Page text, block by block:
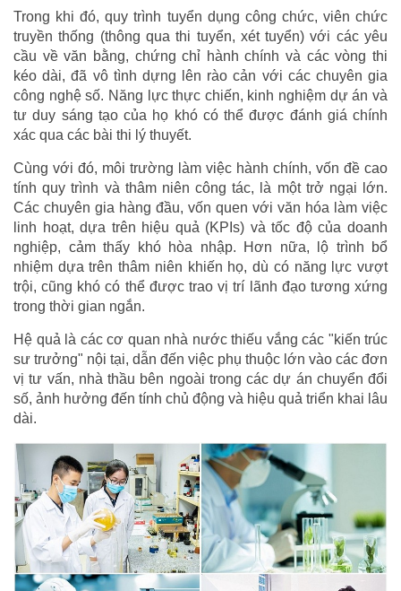
Trong khi đó, quy trình tuyển dụng công chức, viên chức
truyền thống (thông qua thi tuyển, xét tuyển) với các yêu
cầu về văn bằng, chứng chỉ hành chính và các vòng thi
kéo dài, đã vô tình dựng lên rào cản với các chuyên gia
công nghệ số. Năng lực thực chiến, kinh nghiệm dự án và
tư duy sáng tạo của họ khó có thể được đánh giá chính
xác qua các bài thi lý thuyết.
Cùng với đó, môi trường làm việc hành chính, vốn đề cao
tính quy trình và thâm niên công tác, là một trở ngại lớn.
Các chuyên gia hàng đầu, vốn quen với văn hóa làm việc
linh hoạt, dựa trên hiệu quả (KPIs) và tốc độ của doanh
nghiệp, cảm thấy khó hòa nhập. Hơn nữa, lộ trình bổ
nhiệm dựa trên thâm niên khiến họ, dù có năng lực vượt
trội, cũng khó có thể được trao vị trí lãnh đạo tương xứng
trong thời gian ngắn.
Hệ quả là các cơ quan nhà nước thiếu vắng các "kiến trúc
sư trưởng" nội tại, dẫn đến việc phụ thuộc lớn vào các đơn
vị tư vấn, nhà thầu bên ngoài trong các dự án chuyển đổi
số, ảnh hưởng đến tính chủ động và hiệu quả triển khai lâu
dài.